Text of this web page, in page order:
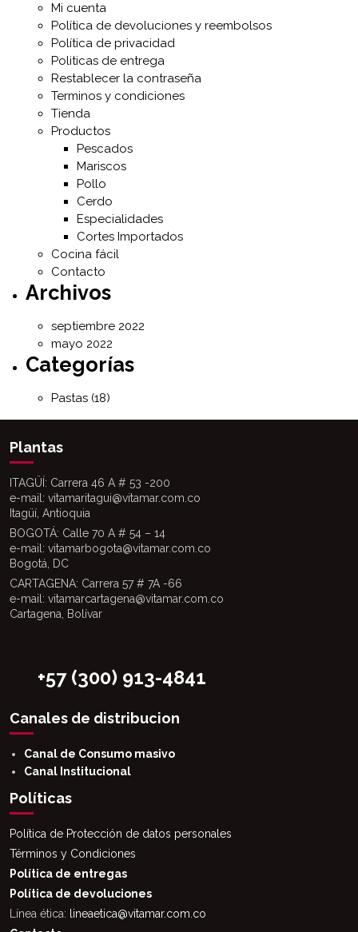
Mi cuenta
Política de devoluciones y reembolsos
Política de privacidad
Politicas de entrega
Restablecer la contraseña
Terminos y condiciones
Tienda
Productos
Pescados
Mariscos
Pollo
Cerdo
Especialidades
Cortes Importados
Cocina fácil
Contacto
Archivos
septiembre 2022
mayo 2022
Categorías
Pastas (18)
Plantas
ITAGÜÍ: Carrera 46 A # 53 -200
e-mail: vitamaritagui@vitamar.com.co
Itagüí, Antioquia
BOGOTÁ: Calle 70 A # 54 – 14
e-mail: vitamarbogota@vitamar.com.co
Bogotá, DC
CARTAGENA: Carrera 57 # 7A -66
e-mail: vitamarcartagena@vitamar.com.co
Cartagena, Bolívar
+57 (300) 913-4841
Canales de distribucion
Canal de Consumo masivo
Canal Institucional
Políticas
Política de Protección de datos personales
Términos y Condiciones
Política de entregas
Política de devoluciones
Línea ética:
lineaetica@vitamar.com.co